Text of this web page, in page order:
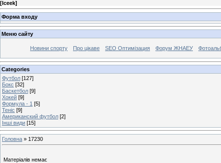
[Iceek]
Форма входу
Меню сайту
Новини спорту Про цікаве SEO Оптимізация Форум ЖНАЕУ
Categories
Футбол [127]
Бокс [32]
Баскетбол [9]
Хокей [9]
Формула - 1 [5]
Теніс [9]
Американский футбол [2]
Інші види [15]
Головна » 17230
Матеріалів немає